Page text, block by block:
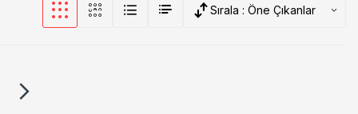
Sırala : Öne Çıkanlar